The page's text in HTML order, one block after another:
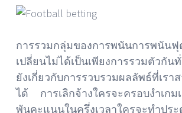
การรวมกลุ่มของการพนันการพนัน
เปลี่ยนไม่ได้เป็นเพียงการรวมตัวกัน
ยังเกี่ยวกับการรวบรวมผลลัพธ์ที่เรา
ได้ การเลิกจ้างใครจะครอบงำเกม
พันคะแนนในครึ่งเวลาใครจะทำปร